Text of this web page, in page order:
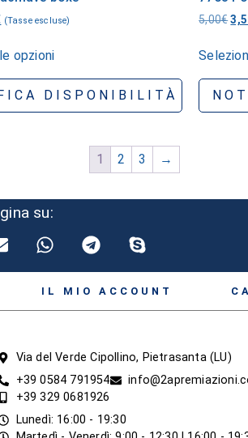
(Tasse escluse)
opzioni
DISPONIBILITÀ
5,00€
1 2 3 →
su:
IL MIO ACCOUNT
Via del Verde Cipollino, Pietrasanta (LU)
+39 0584 791954
+39 329 0681926
Lunedì: 16:00 - 19:30